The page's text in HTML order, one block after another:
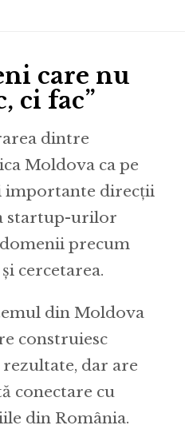
care nu
ci fac”
dintre
Moldova ca pe
importante direcții
startup-urilor
precum
cercetarea.
din Moldova
construiesc
dar are
conectare cu
din România.